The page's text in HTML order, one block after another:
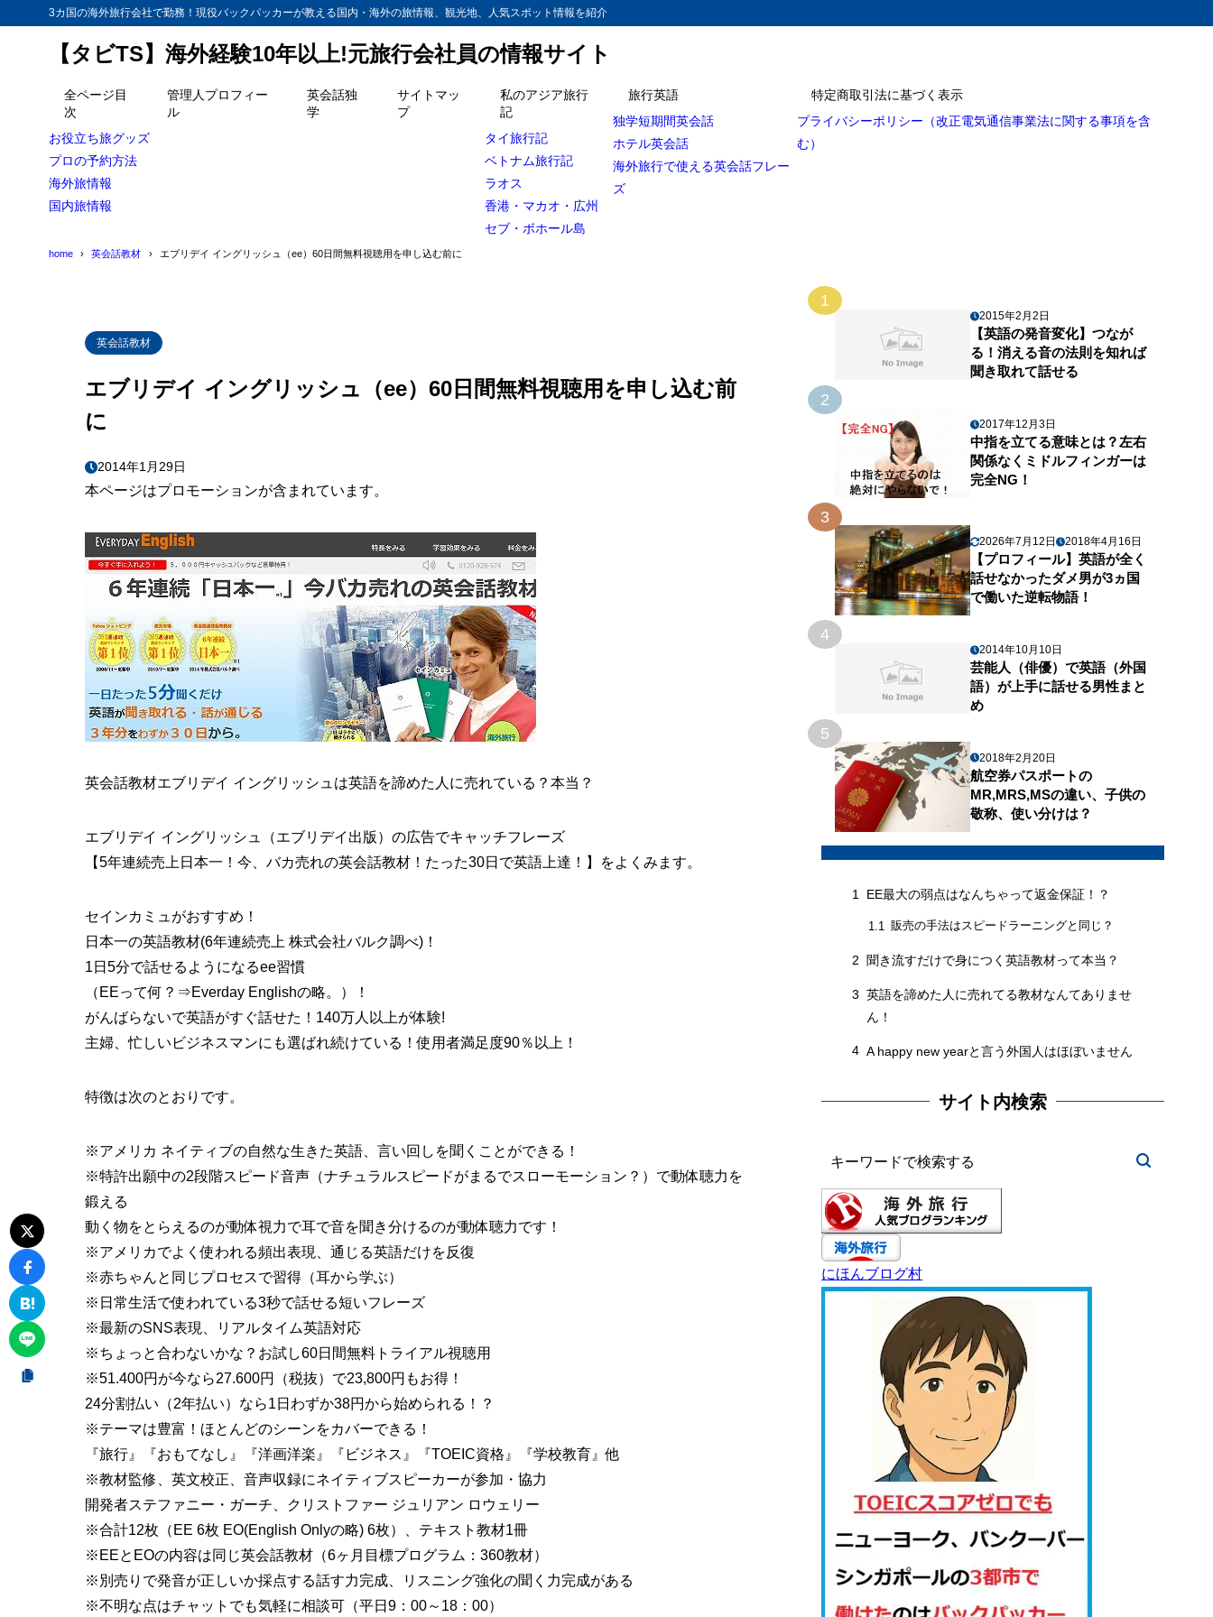
3カ国の海外旅行会社で勤務！現役バックパッカーが教える国内・海外の旅情報、観光地、人気スポット情報を紹介
【タビTS】海外経験10年以上!元旅行会社員の情報サイト
全ページ目
次
お役立ち旅グッズ
プロの予約方法
海外旅情報
国内旅情報
管理人プロフィー
ル
英会話独
学
サイトマッ
プ
私のアジア旅行
記
タイ旅行記
ベトナム旅行記
ラオス
香港・マカオ・広州
セブ・ボホール島
旅行英語
独学短期間英会話
ホテル英会話
海外旅行で使える英会話フレー
ズ
特定商取引法に基づく表示
プライバシーポリシー（改正電気通信事業法に関する事項を含
む）
home 英会話教材 エブリデイ イングリッシュ（ee）60日間無料視聴用を申し込む前に
英会話教材
エブリデイ イングリッシュ（ee）60日間無料視聴用を申し込む前
に
2014年1月29日
本ページはプロモーションが含まれています。
英会話教材エブリデイ イングリッシュは英語を諦めた人に売れている？本当？
エブリデイ イングリッシュ（エブリデイ出版）の広告でキャッチフレーズ
【5年連続売上日本一！今、バカ売れの英会話教材！たった30日で英語上達！】
をよくみます。
セインカミュがおすすめ！
日本一の英語教材(6年連続売上 株式会社バルク調べ)！
1日5分で話せるようになるee習慣
（EEって何？⇒Everday Englishの略。）！
がんばらないで英語がすぐ話せた！140万人以上が体験!
主婦、忙しいビジネスマンにも選ばれ続けている！使用者満足度90％以上！
特徴は次のとおりです。
※アメリカ ネイティブの自然な生きた英語、言い回しを聞くことができる！
※特許出願中の2段階スピード音声（ナチュラルスピードがまるでスローモーション？）で動体聴力を
鍛える
動く物をとらえるのが動体視力で耳で音を聞き分けるのが動体聴力です！
※アメリカでよく使われる頻出表現、通じる英語だけを反復
※赤ちゃんと同じプロセスで習得（耳から学ぶ）
※日常生活で使われている3秒で話せる短いフレーズ
※最新のSNS表現、リアルタイム英語対応
※ちょっと合わないかな？お試し60日間無料トライアル視聴用
※51.400円が今なら27.600円（税抜）で23,800円もお得！
24分割払い（2年払い）なら1日わずか38円から始められる！？
※テーマは豊富！ほとんどのシーンをカバーできる！
『旅行』『おもてなし』『洋画洋楽』『ビジネス』『TOEIC資格』『学校教育』他
※教材監修、英文校正、音声収録にネイティブスピーカーが参加・協力
開発者ステファニー・ガーチ、クリストファー ジュリアン ロウェリー
※合計12枚（EE 6枚 EO(English Onlyの略) 6枚）、テキスト教材1冊
※EEとEOの内容は同じ英会話教材（6ヶ月目標プログラム：360教材）
※別売りで発音が正しいか採点する話す力完成、リスニング強化の聞く力完成がある
※不明な点はチャットでも気軽に相談可（平日9：00～18：00）
1
2015年2月2日
【英語の発音変化】つなが
る！消える音の法則を知れば
聞き取れて話せる
2
2017年12月3日
中指を立てる意味とは？左右
関係なくミドルフィンガーは
完全NG！
3
2026年7月12日 2018年4月16日
【プロフィール】英語が全く
話せなかったダメ男が3ヵ国
で働いた逆転物語！
4
2014年10月10日
芸能人（俳優）で英語（外国
語）が上手に話せる男性まと
め
5
2018年2月20日
航空券パスポートの
MR,MRS,MSの違い、子供の
敬称、使い分けは？
1 EE最大の弱点はなんちゃって返金保証！？
1.1 販売の手法はスピードラーニングと同じ？
2 聞き流すだけで身につく英語教材って本当？
3 英語を諦めた人に売れてる教材なんてありませ
ん！
4 A happy new yearと言う外国人はほぼいません
サイト内検索
にほんブログ村
目次
販売の手法はスピードラーニングと同じ？
聞き流すだけで身につく英語教材って本当？
英語を諦めた人に売れてる教材なんてありません！
4 A happy new yearと言う外国人はほぼいません